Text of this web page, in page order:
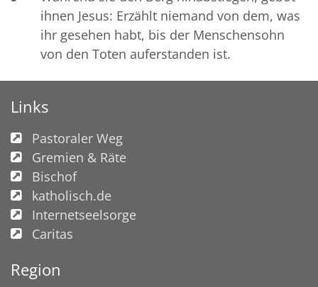
ihnen Jesus: Erzählt niemand von dem, was
ihr gesehen habt, bis der Menschensohn
von den Toten auferstanden ist.
Links
Pastoraler Weg
Gremien & Räte
Bischof
katholisch.de
Internetseelsorge
Caritas
Region